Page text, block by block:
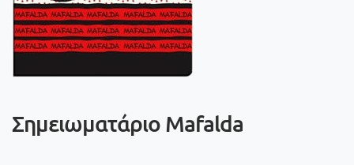
Σημειωματάριο Mafalda